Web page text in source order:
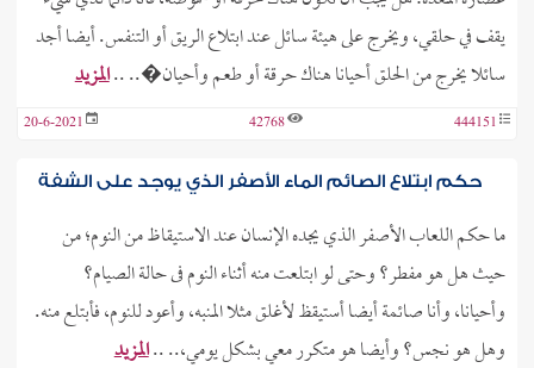
يقف في حلقي، ويخرج على هيئة سائل عند ابتلاع الريق أو التنفس. أيضا أجد
سائلا يخرج من الحلق أحيانا هناك حرقة أو طعم وأحيان�.. ..المزيد
444151
42768
20-6-2021
حكم ابتلاع الصائم الماء الأصفر الذي يوجد على الشفة
ما حكم اللعاب الأصفر الذي يجده الإنسان عند الاستيقاظ من النوم؛ من
حيث هل هو مفطر؟ وحتى لو ابتلعت منه أثناء النوم فى حالة الصيام؟
وأحيانا، وأنا صائمة أيضا أستيقظ لأغلق مثلا المنبه، وأعود للنوم، فأبتلع منه.
وهل هو نجس؟ وأيضا هو متكرر معي بشكل يومي،.. ..المزيد